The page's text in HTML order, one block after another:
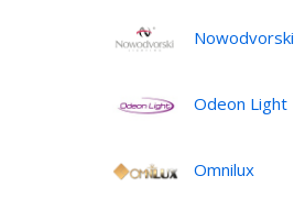
Nowodvorski
Odeon Light
Omnilux